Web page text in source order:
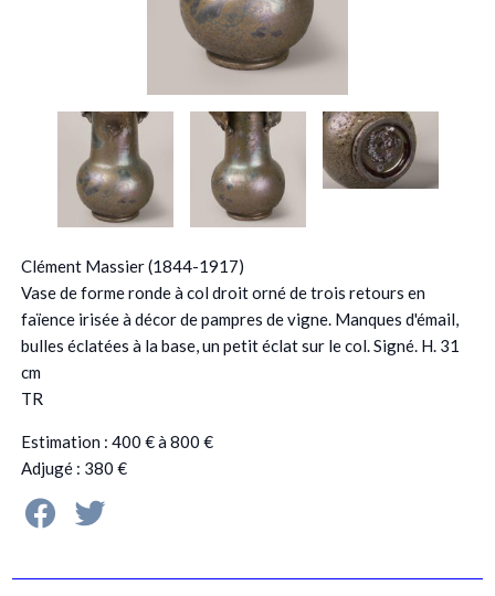
Clément Massier (1844-1917)
Vase de forme ronde à col droit orné de trois retours en
faïence irisée à décor de pampres de vigne. Manques d'émail,
bulles éclatées à la base, un petit éclat sur le col. Signé. H. 31
cm
TR
Estimation : 400 € à 800 €
Adjugé : 380 €